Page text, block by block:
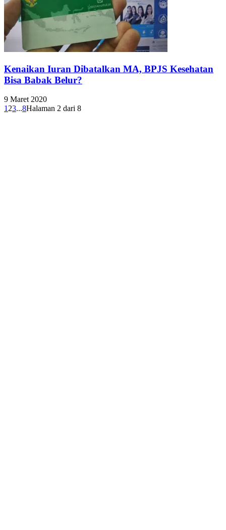
Kenaikan Iuran Dibatalkan MA, BPJS Kesehatan
Bisa Babak Belur?
9 Maret 2020
123...8Halaman 2 dari 8